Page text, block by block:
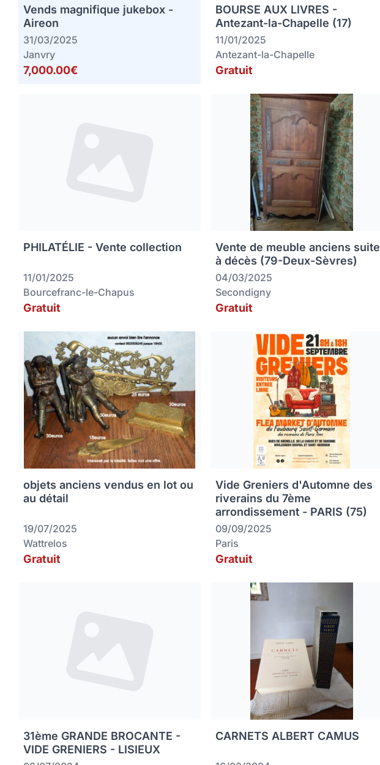
Vends magnifique jukebox -
Aireon
31/03/2025
Janvry
7,000.00€
BOURSE AUX LIVRES -
Antezant-la-Chapelle (17)
11/01/2025
Antezant-la-Chapelle
Gratuit
PHILATÉLIE - Vente collection
11/01/2025
Bourcefranc-le-Chapus
Gratuit
Vente de meuble anciens suite
à décès (79-Deux-Sèvres)
04/03/2025
Secondigny
Gratuit
objets anciens vendus en lot ou
au détail
19/07/2025
Wattrelos
Gratuit
Vide Greniers d'Automne des
riverains du 7ème
arrondissement - PARIS (75)
09/09/2025
Paris
Gratuit
31ème GRANDE BROCANTE -
VIDE GRENIERS - LISIEUX
CARNETS ALBERT CAMUS